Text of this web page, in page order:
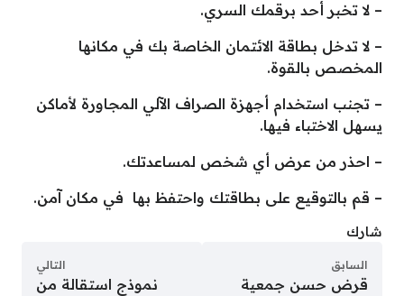
– لا تخبر أحد برقمك السري.
– لا تدخل بطاقة الائتمان الخاصة بك في مكانها
المخصص بالقوة.
– تجنب استخدام أجهزة الصراف الآلي المجاورة لأماكن
يسهل الاختباء فيها.
– احذر من عرض أي شخص لمساعدتك.
– قم بالتوقيع على بطاقتك واحتفظ بها في مكان آمن.
شارك
السابق
قرض حسن جمعية
التالي
نموذج استقالة من